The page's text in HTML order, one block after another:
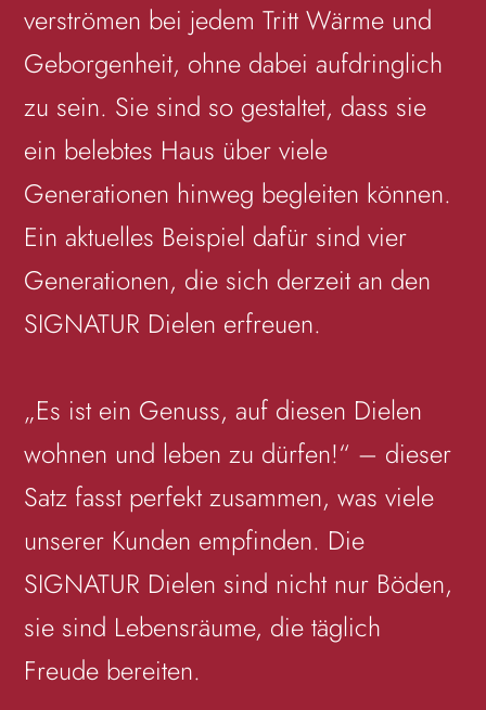
verströmen bei jedem Tritt Wärme und
Geborgenheit, ohne dabei aufdringlich
zu sein. Sie sind so gestaltet, dass sie
ein belebtes Haus über viele
Generationen hinweg begleiten können.
Ein aktuelles Beispiel dafür sind vier
Generationen, die sich derzeit an den
SIGNATUR Dielen erfreuen.
„Es ist ein Genuss, auf diesen Dielen
wohnen und leben zu dürfen!“ – dieser
Satz fasst perfekt zusammen, was viele
unserer Kunden empfinden. Die
SIGNATUR Dielen sind nicht nur Böden,
sie sind Lebensräume, die täglich
Freude bereiten.